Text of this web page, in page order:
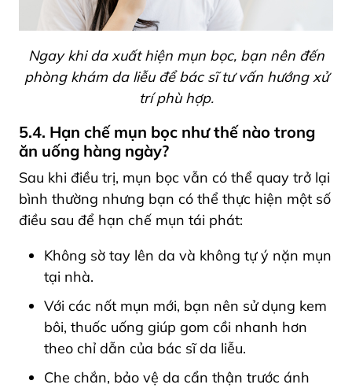
Ngay khi da xuất hiện mụn bọc, bạn nên đến
phòng khám da liễu để bác sĩ tư vấn hướng xử
trí phù hợp.
5.4. Hạn chế mụn bọc như thế nào trong
ăn uống hàng ngày?
Sau khi điều trị, mụn bọc vẫn có thể quay trở lại
bình thường nhưng bạn có thể thực hiện một số
điều sau để hạn chế mụn tái phát:
Không sờ tay lên da và không tự ý nặn mụn
tại nhà.
Với các nốt mụn mới, bạn nên sử dụng kem
bôi, thuốc uống giúp gom cồi nhanh hơn
theo chỉ dẫn của bác sĩ da liễu.
Che chắn, bảo vệ da cẩn thận trước ánh